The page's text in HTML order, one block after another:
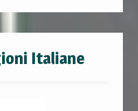
Italiane